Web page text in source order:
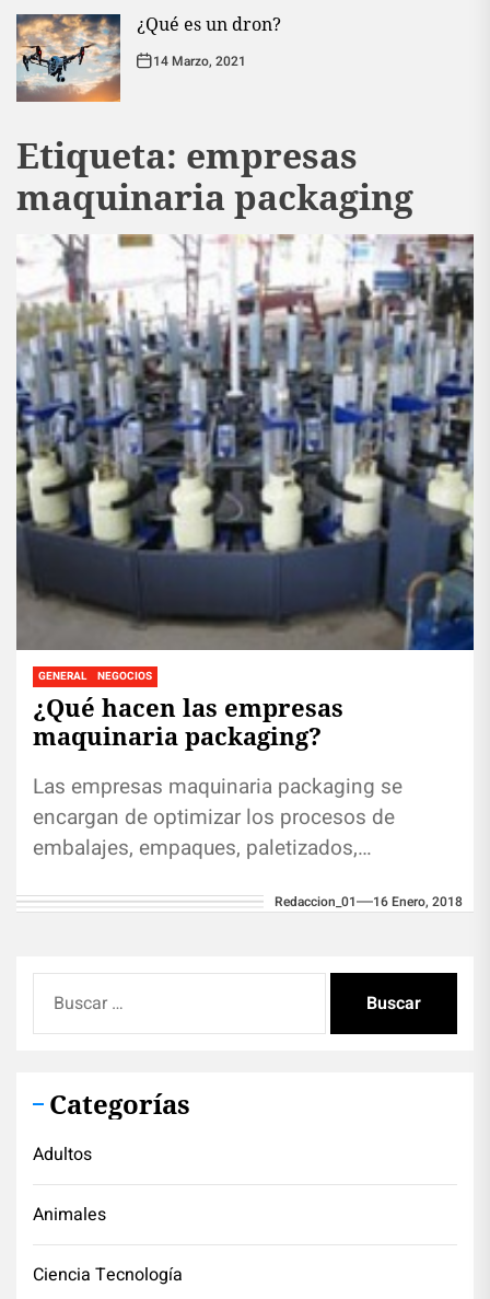
¿Qué es un dron?
14 Marzo, 2021
Etiqueta: empresas
maquinaria packaging
GENERAL NEGOCIOS
¿Qué hacen las empresas
maquinaria packaging?
Las empresas maquinaria packaging se
encargan de optimizar los procesos de
embalajes, empaques, paletizados,
de cajas, precintado, enfardado, etc.; estos...
Redaccion_01 16 Enero, 2018
Categorías
Adultos
Animales
Ciencia Tecnología